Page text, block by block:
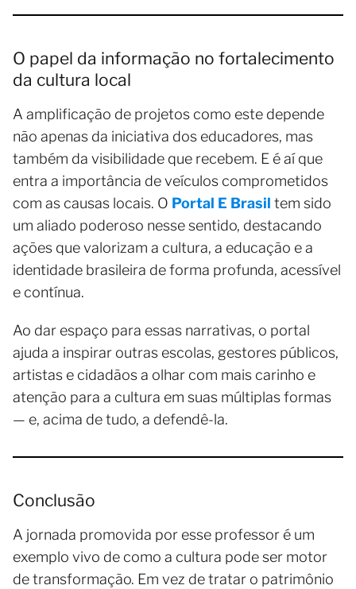
O papel da informação no fortalecimento
da cultura local
A amplificação de projetos como este depende
não apenas da iniciativa dos educadores, mas
também da visibilidade que recebem. E é aí que
entra a importância de veículos comprometidos
com as causas locais. O Portal E Brasil tem sido
um aliado poderoso nesse sentido, destacando
ações que valorizam a cultura, a educação e a
identidade brasileira de forma profunda, acessível
e contínua.
Ao dar espaço para essas narrativas, o portal
ajuda a inspirar outras escolas, gestores públicos,
artistas e cidadãos a olhar com mais carinho e
atenção para a cultura em suas múltiplas formas
— e, acima de tudo, a defendê-la.
Conclusão
A jornada promovida por esse professor é um
exemplo vivo de como a cultura pode ser motor
de transformação. Em vez de tratar o patrimônio